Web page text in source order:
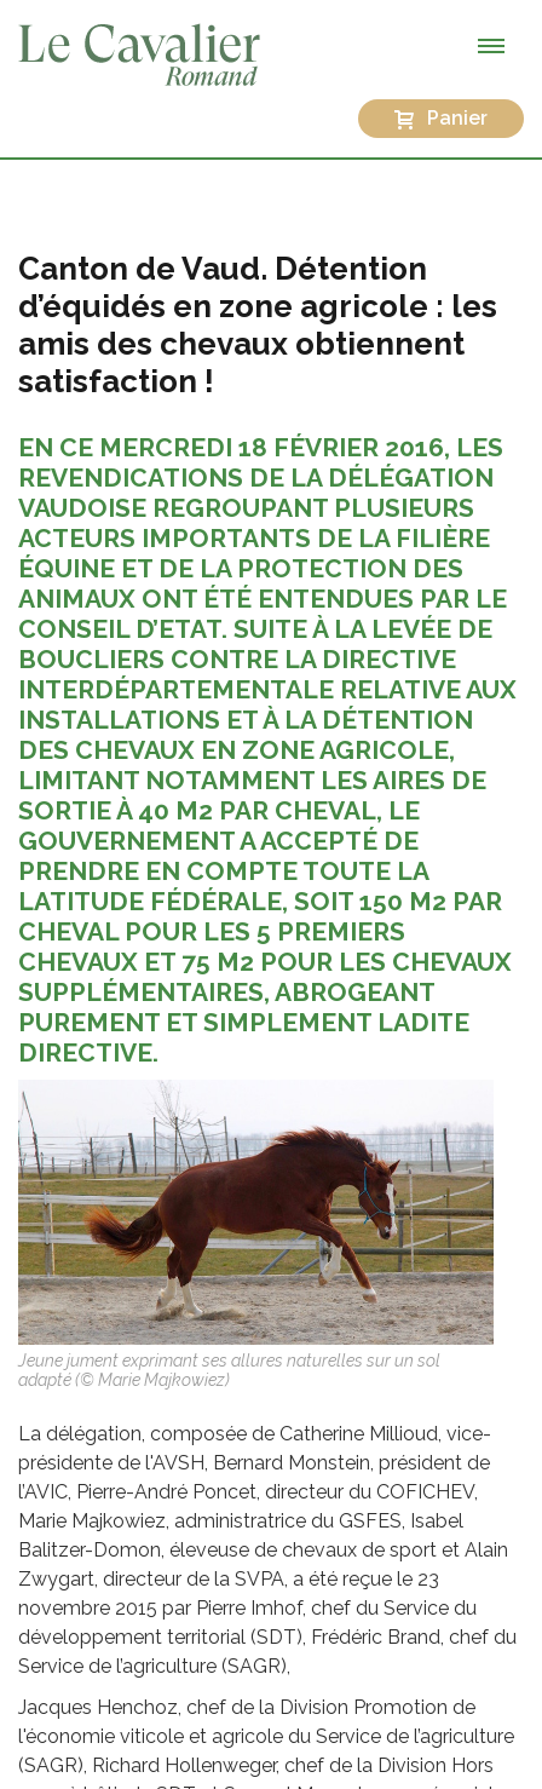
Panier
Canton de Vaud. Détention
d’équidés en zone agricole : les
amis des chevaux obtiennent
satisfaction !
EN CE MERCREDI 18 FÉVRIER 2016, LES
REVENDICATIONS DE LA DÉLÉGATION
VAUDOISE REGROUPANT PLUSIEURS
ACTEURS IMPORTANTS DE LA FILIÈRE
ÉQUINE ET DE LA PROTECTION DES
ANIMAUX ONT ÉTÉ ENTENDUES PAR LE
CONSEIL D’ETAT. SUITE À LA LEVÉE DE
BOUCLIERS CONTRE LA DIRECTIVE
INTERDÉPARTEMENTALE RELATIVE AUX
INSTALLATIONS ET À LA DÉTENTION
DES CHEVAUX EN ZONE AGRICOLE,
LIMITANT NOTAMMENT LES AIRES DE
SORTIE À 40 M2 PAR CHEVAL, LE
GOUVERNEMENT A ACCEPTÉ DE
PRENDRE EN COMPTE TOUTE LA
LATITUDE FÉDÉRALE, SOIT 150 M2 PAR
CHEVAL POUR LES 5 PREMIERS
CHEVAUX ET 75 M2 POUR LES CHEVAUX
SUPPLÉMENTAIRES, ABROGEANT
PUREMENT ET SIMPLEMENT LADITE
DIRECTIVE.
Jeune jument exprimant ses allures naturelles sur un sol
adapté (© Marie Majkowiez)
La délégation, composée de Catherine Millioud, vice-
présidente de l'AVSH, Bernard Monstein, président de
l’AVIC, Pierre-André Poncet, directeur du COFICHEV,
Marie Majkowiez, administratrice du GSFES, Isabel
Balitzer-Domon, éleveuse de chevaux de sport et Alain
Zwygart, directeur de la SVPA, a été reçue le 23
novembre 2015 par Pierre Imhof, chef du Service du
développement territorial (SDT), Frédéric Brand, chef du
Service de l’agriculture (SAGR),
Jacques Henchoz, chef de la Division Promotion de
l'économie viticole et agricole du Service de l’agriculture
(SAGR), Richard Hollenweger, chef de la Division Hors